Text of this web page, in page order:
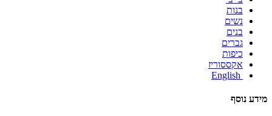
בנות
נשים
בנים
גברים
כיפות
אקססוריז
English
מידע נוסף